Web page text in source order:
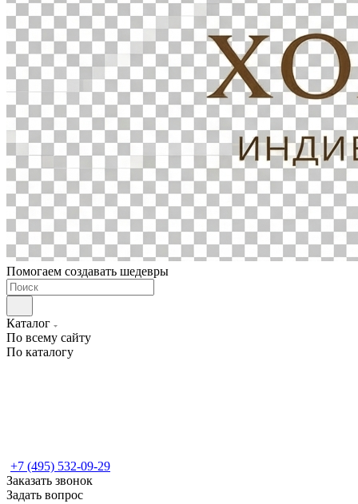
Помогаем создавать шедевры
Каталог
По всему сайту
По каталогу
+7 (495) 532-09-29
Заказать звонок
Задать вопрос